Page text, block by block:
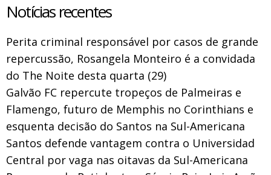
Notícias recentes
Perita criminal responsável por casos de grande
repercussão, Rosangela Monteiro é a convidada
do The Noite desta quarta (29)
Galvão FC repercute tropeços de Palmeiras e
Flamengo, futuro de Memphis no Corinthians e
esquenta decisão do Santos na Sul-Americana
Santos defende vantagem contra o Universidad
Central por vaga nas oitavas da Sul-Americana